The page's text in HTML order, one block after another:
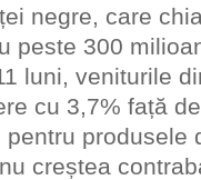
negre, care
peste 300
luni, veniturile
cu 3,7% față
produsele
creștea